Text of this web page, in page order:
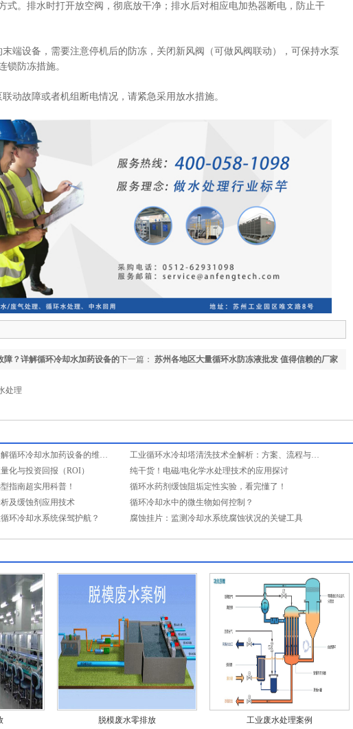
式。排水时打开放空阀，彻底放干净；排水后对相应电加热器断电，防止干
设备，需要注意停机后的防冻，关闭新风阀（可做风阀联动），可保持水泵
锁防冻措施。
故障或者机组断电情况，请紧急采用放水措施。
下一篇： 苏州各地区大量循环水防冻液批发 值得信赖的厂家
障？详解循环冷却水加药设备的
处理
如何杜绝加药故障？详解循环冷却水加药设备的维保要点与预防性维护
工业循环水冷却塔清洗技术全解析：方案、流程与趋势
化与投资回报（ROI）
纯干货！电磁/电化学水处理技术的应用探讨
指南超实用科普！
循环水药剂缓蚀阻垢定性实验，看完懂了！
及缓蚀剂应用技术
循环冷却水中的微生物如何控制？
环冷却水系统保驾护航？
腐蚀挂片：监测冷却水系统腐蚀状况的关键工具
脱模废水零排放 工业废水处理案例